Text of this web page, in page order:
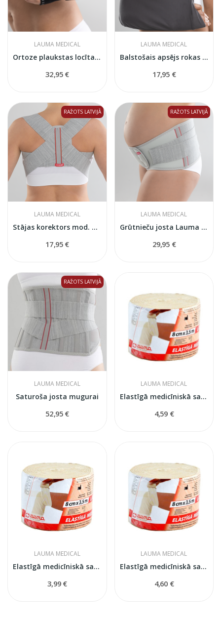
LAUMA MEDICAL
Ortoze plaukstas locītavas fiksācijai
32,95 €
LAUMA MEDICAL
Balstošais apsējs rokas fiksācijai
17,95 €
RAŽOTS LATVIJĀ
LAUMA MEDICAL
Stājas korektors mod. 301
17,95 €
RAŽOTS LATVIJĀ
LAUMA MEDICAL
Grūtnieču josta Lauma Medical 112
29,95 €
RAŽOTS LATVIJĀ
LAUMA MEDICAL
Saturoša josta mugurai
52,95 €
LAUMA MEDICAL
Elastīgā medicīniskā saite Lauma Medical modelis 2
4,59 €
LAUMA MEDICAL
Elastīgā medicīniskā saite Lauma Medical modelis 5
3,99 €
LAUMA MEDICAL
Elastīgā medicīniskā saite Lauma Medical modelis 6
4,60 €